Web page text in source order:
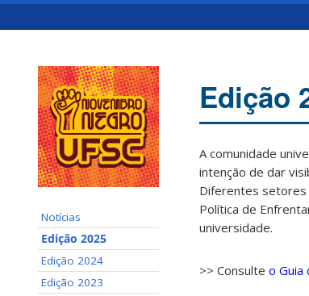
Notícias
Edição 2025
Edição 2024
Edição 2023
Edição
A comunidade
intenção de dar
Diferentes setores
Política de
universidade.
>> Consulte o Guia
00:00
01:00
02:00